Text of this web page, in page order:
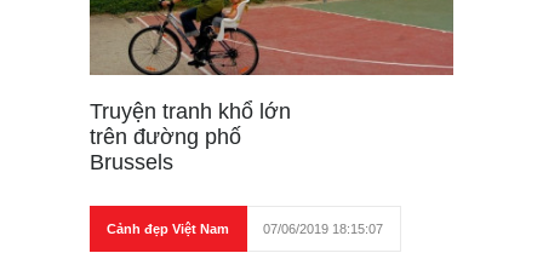
Truyện tranh khổ lớn
trên đường phố
Brussels
Cảnh đẹp Việt Nam 07/06/2019 18:15:07